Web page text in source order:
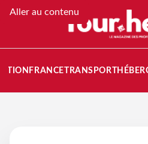
Aller au contenu
FRANCETRANSPORT